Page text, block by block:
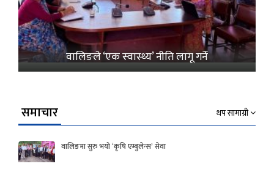
वालिङले ‘एक स्वास्थ्य’ नीति लागू गर्ने
समाचार थप सामाग्री
वालिङमा सुरु भयो ‘कृषि एम्बुलेन्स’ सेवा